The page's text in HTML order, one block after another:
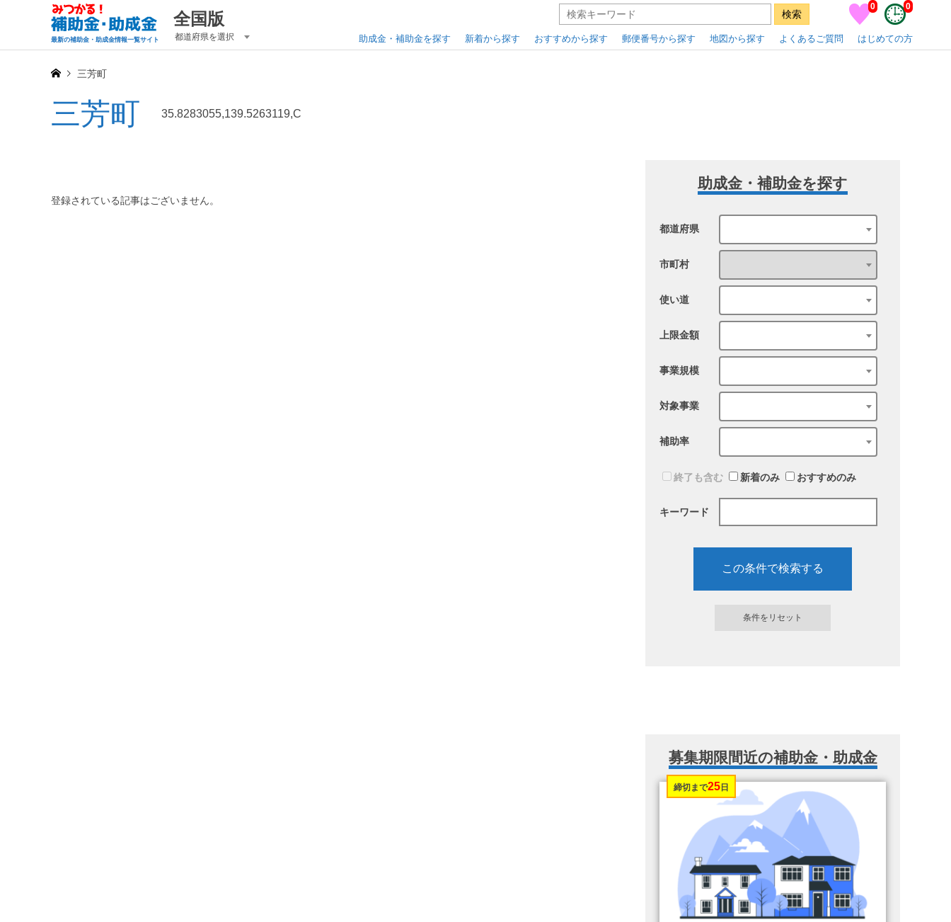
最新の補助金・助成金情報一覧サイト
全国版
都道府県を選択
0 0
助成金・補助金を探す 新着から探す おすすめから探す 郵便番号から探す 地図から探す よくあるご質問 はじめての方
三芳町
三芳町 35.8283055,139.5263119,C
登録されている記事はございません。
助成金・補助金を探す
都道府県
市町村
使い道
上限金額
事業規模
対象事業
補助率
終了も含む 新着のみ おすすめのみ
キーワード
募集期限間近の補助金・助成金
締切まで25 日